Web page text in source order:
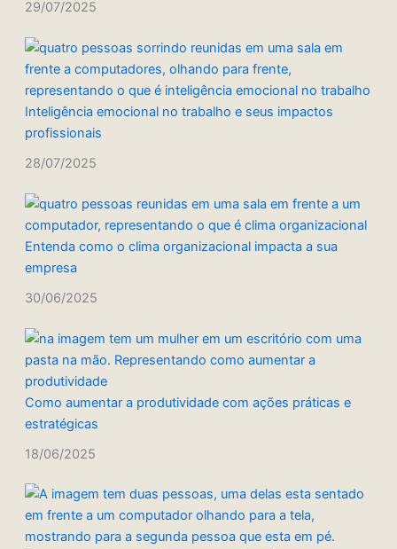
29/07/2025
Inteligência emocional no trabalho e seus impactos
profissionais
28/07/2025
Entenda como o clima organizacional impacta a sua
empresa
30/06/2025
Como aumentar a produtividade com ações práticas e
estratégicas
18/06/2025